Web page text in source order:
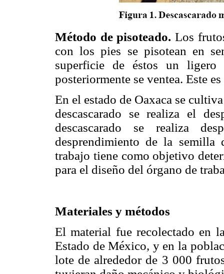
Método de pisoteado. Los
con los pies se pisotean en
superficie de éstos un
posteriormente se ventea. Este
En el estado de Oaxaca se
descascarado se realiza el
descascarado se realiza
desprendimiento de la
trabajo tiene como objetivo
para el diseño del órgano de
Materiales y métodos
El material fue recolectado en
Estado de México, y en la
lote de alrededor de 3 000